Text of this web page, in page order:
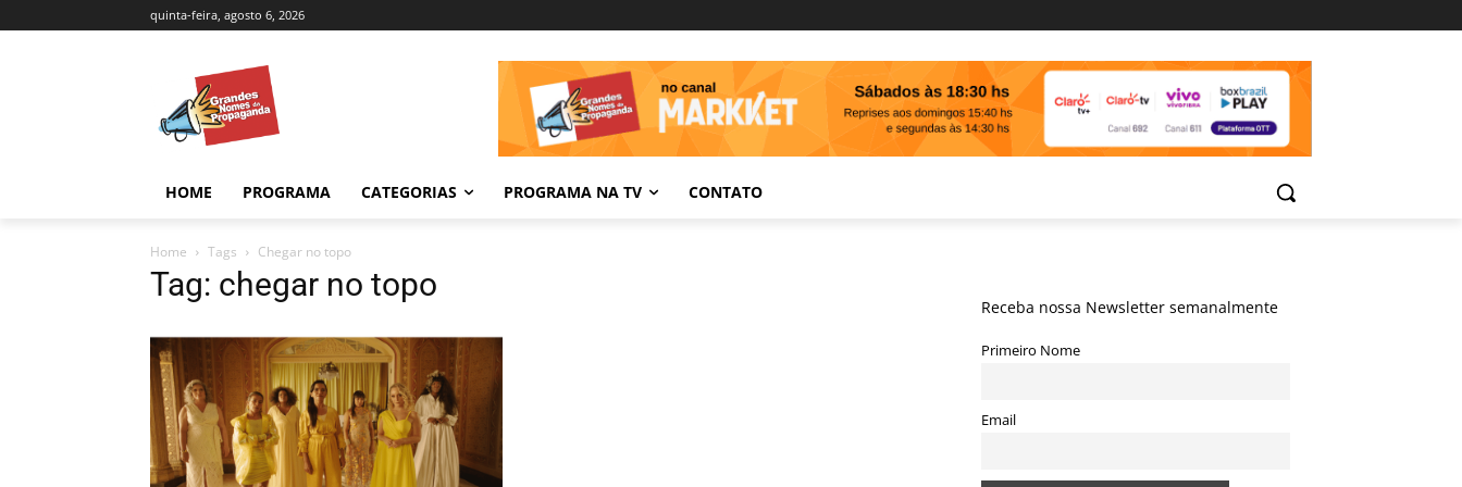
quinta-feira, agosto 6, 2026
HOME PROGRAMA CATEGORIAS PROGRAMA NA TV CONTATO
Home Tags Chegar no topo
Tag: chegar no topo
Receba nossa Newsletter semanalmente
Primeiro Nome
Email